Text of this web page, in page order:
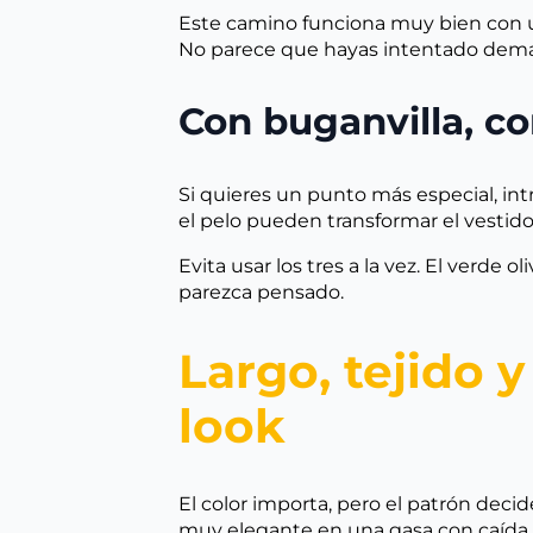
Este camino funciona muy bien con
No parece que hayas intentado
Con buganvilla,
Si quieres un punto más especial,
el pelo pueden transformar el
Evita usar los tres a la vez. El verde
parezca pensado.
Largo, tejido
look
El color importa, pero el patrón